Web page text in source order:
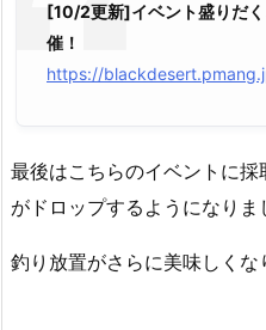
[10/2更新]イベント盛りだ
催！
https://
最後はこちらのイベントに
がドロップするようになりま
釣り放置がさらに美味しくな